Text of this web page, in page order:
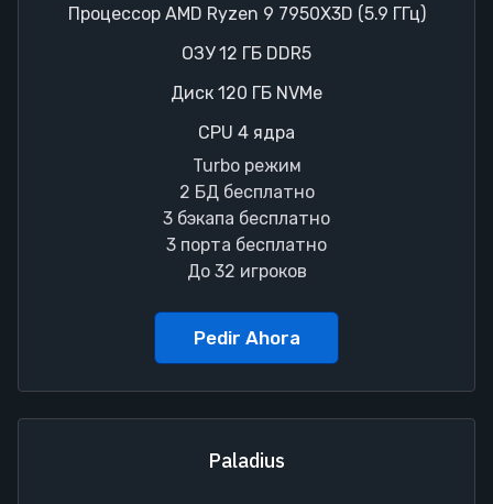
Процессор AMD Ryzen 9 7950X3D (5.9 ГГц)
ОЗУ 12 ГБ DDR5
Диск 120 ГБ NVMe
CPU 4 ядра
Turbo режим
2 БД бесплатно
3 бэкапа бесплатно
3 порта бесплатно
До 32 игроков
Pedir Ahora
Paladius